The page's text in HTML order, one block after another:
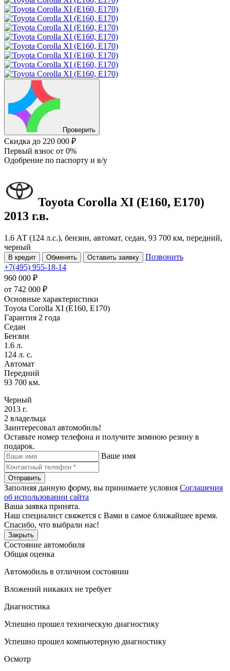
Проверить
Скидка до 220 000 ₽
Первый взнос от 0%
Одобрение по паспорту и в/у
Toyota Corolla XI (E160, E170)
2013 г.в.
1.6 АТ (124 л.с.), бензин, автомат, седан, 93 700 км, передний,
черный
В кредит Обменять Оставить заявку
Позвонить
+7(495) 955-18-14
960 000 ₽
от 742 000 ₽
Основные характеристики
Toyota Corolla XI (E160, E170)
Гарантия 2 года
Седан
Бензин
1.6 л.
124 л. с.
Автомат
Передний
93 700 км.
Черный
2013 г.
2 владельца
Заинтересовал автомобиль!
Оставьте номер телефона и получите зимнюю резину в
подарок.
Ваше имя
Отправить
Заполняя данную форму, вы принимаете условия Соглашения
об использовании сайта
Ваша заявка принята.
Наш специалист свяжется с Вами в самое ближайшее время.
Спасибо, что выбрали нас!
Закрыть
Состояние автомобиля
Общая оценка
Автомобиль в отличном состоянии
Вложений никаких не требует
Диагностика
Успешно прошел техническую диагностику
Успешно прошел компьютерную диагностику
Осмотр